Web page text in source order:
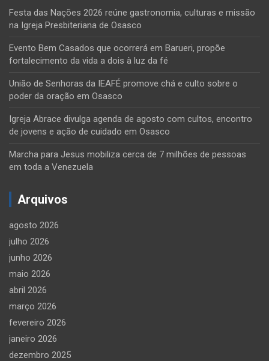
Festa das Nações 2026 reúne gastronomia, culturas e missão
na Igreja Presbiteriana de Osasco
Evento Bem Casados que ocorrerá em Barueri, propõe
fortalecimento da vida a dois à luz da fé
União de Senhoras da IEAFÉ promove chá e culto sobre o
poder da oração em Osasco
Igreja Abrace divulga agenda de agosto com cultos, encontro
de jovens e ação de cuidado em Osasco
Marcha para Jesus mobiliza cerca de 7 milhões de pessoas
em toda a Venezuela
Arquivos
agosto 2026
julho 2026
junho 2026
maio 2026
abril 2026
março 2026
fevereiro 2026
janeiro 2026
dezembro 2025